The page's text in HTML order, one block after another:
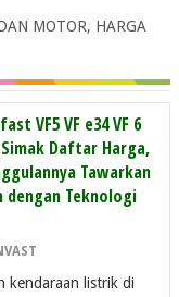
MOTOR, HARGA
VF5 VF e34 VF 6
Daftar Harga,
Tawarkan
Teknologi
kendaraan listrik di